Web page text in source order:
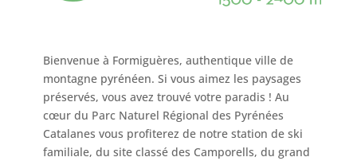
Bienvenue à Formiguères, authentique ville de
montagne pyrénéen. Si vous aimez les paysages
préservés, vous avez trouvé votre paradis ! Au
cœur du Parc Naturel Régional des Pyrénées
Catalanes vous profiterez de notre station de ski
familiale, du site classé des Camporells, du grand